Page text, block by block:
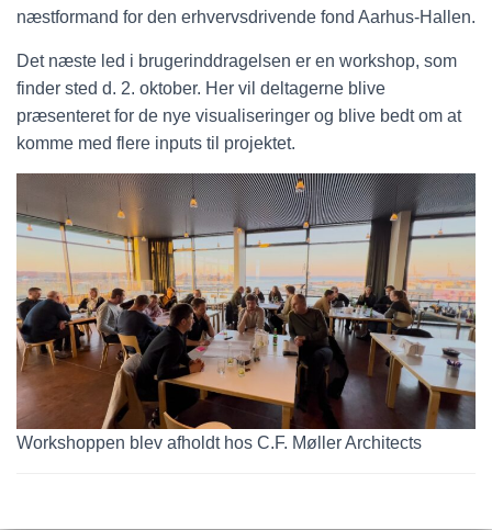
næstformand for den erhvervsdrivende fond Aarhus-Hallen.
Det næste led i brugerinddragelsen er en workshop, som
finder sted d. 2. oktober. Her vil deltagerne blive
præsenteret for de nye visualiseringer og blive bedt om at
komme med flere inputs til projektet.
Workshoppen blev afholdt hos C.F. Møller Architects